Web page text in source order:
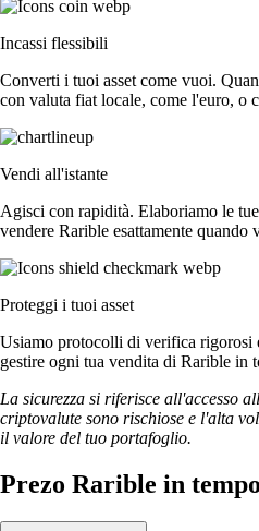
Incassi flessibili
Converti i tuoi asset come vuoi.
con valuta fiat locale, come l'euro, o
Vendi all'istante
Agisci con rapidità. Elaboriamo le
vendere Rarible esattamente quando
Proteggi i tuoi asset
Usiamo protocolli di verifica rigorosi
gestire ogni tua vendita di Rarible in
La sicurezza si riferisce all'accesso
criptovalute sono rischiose e l'alta
il valore del tuo portafoglio.
Prezo Rarible in